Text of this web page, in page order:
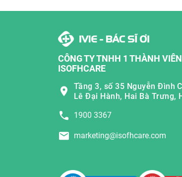
CÔNG TY TNHH 1 THÀNH VIÊN
ISOFHCARE
Tầng 3, số 35 Nguyễn Đình
Lê Đại Hành, Hai Bà Trưng,
1900 3367
marketing@isofhcare.com